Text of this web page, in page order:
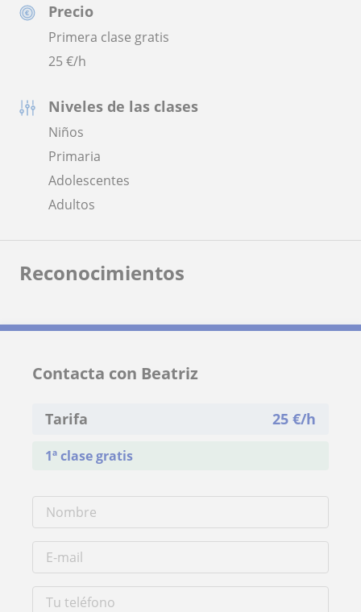
Precio
Primera clase gratis
25€/h
Niveles de las clases
Niños
Primaria
Adolescentes
Adultos
Reconocimientos
Contacta con Beatriz
Tarifa 25 €/h
1ª clase gratis